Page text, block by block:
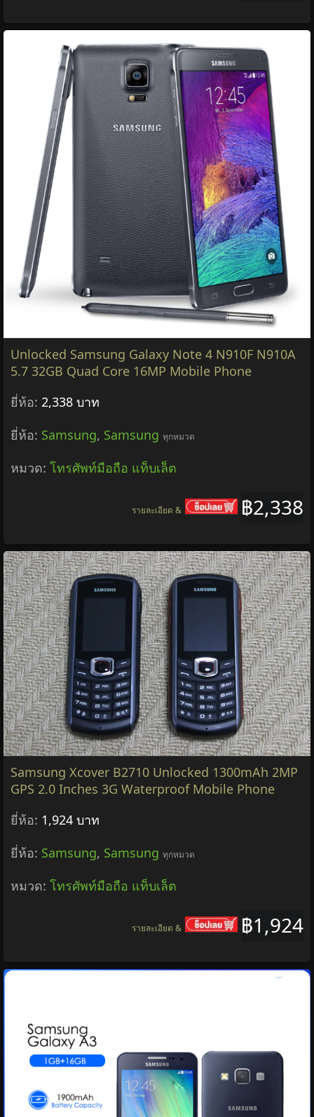
Unlocked Samsung Galaxy Note 4 N910F N910A
5.7 32GB Quad Core 16MP Mobile Phone
ยี่ห้อ: 2,338 บาท
ยี่ห้อ: Samsung, Samsung ทุกหมวด
หมวด: โทรศัพท์มือถือ แท็บเล็ต
฿2,338
รายละเอียด &
Samsung Xcover B2710 Unlocked 1300mAh 2MP
GPS 2.0 Inches 3G Waterproof Mobile Phone
ยี่ห้อ: 1,924 บาท
ยี่ห้อ: Samsung, Samsung ทุกหมวด
หมวด: โทรศัพท์มือถือ แท็บเล็ต
฿1,924
รายละเอียด &